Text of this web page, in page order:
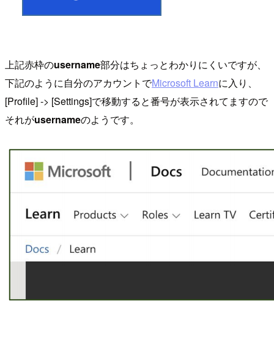
上記赤枠のusername部分はちょっとわかりにくいですが、
下記のように自分のアカウントでMicrosoft Learnに入り、
[Profile] -> [Settings]で移動すると番号が表示されてますので
それがusernameのようです。